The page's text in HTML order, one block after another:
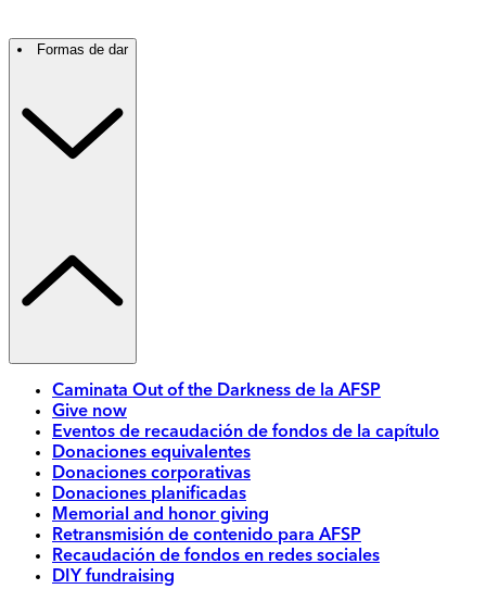
Formas de dar
Caminata Out of the Darkness de la AFSP
Give now
Eventos de recaudación de fondos de la capítulo
Donaciones equivalentes
Donaciones corporativas
Donaciones planificadas
Memorial and honor giving
Retransmisión de contenido para AFSP
Recaudación de fondos en redes sociales
DIY fundraising